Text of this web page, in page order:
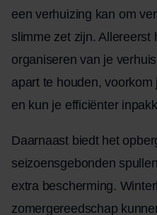
een verhuizing kan om
slimme zet zijn. Allereerst
organiseren van je
apart te houden,
en kun je efficiënter
Daarnaast biedt het
seizoensgebonden
extra bescherming.
zomergereedschap